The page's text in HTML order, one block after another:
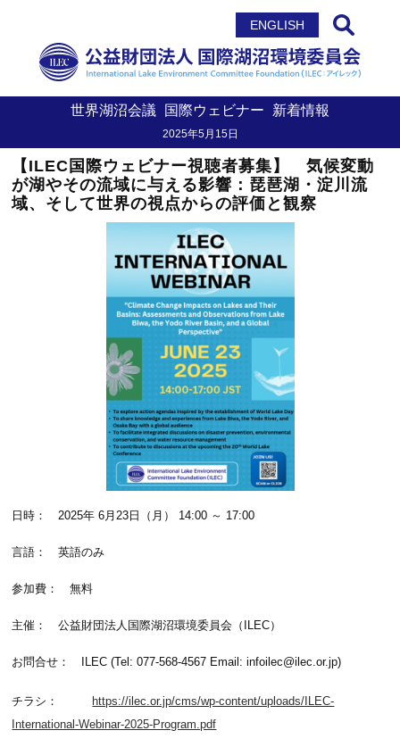
ENGLISH
サイト内検索
世界湖沼会議 国際ウェビナー 新着情報
2025年5月15日
【ILEC国際ウェビナー視聴者募集】 気候変動
が湖やその流域に与える影響：琵琶湖・淀川流
域、そして世界の視点からの評価と観察
日時： 2025年 6月23日（月） 14:00 ～ 17:00
言語： 英語のみ
参加費： 無料
主催： 公益財団法人国際湖沼環境委員会（ILEC）
お問合せ： ILEC (Tel: 077-568-4567 Email: infoilec@ilec.or.jp)
チラシ：
https://ilec.or.jp/cms/wp-content/uploads/ILEC-
International-Webinar-2025-Program.pdf